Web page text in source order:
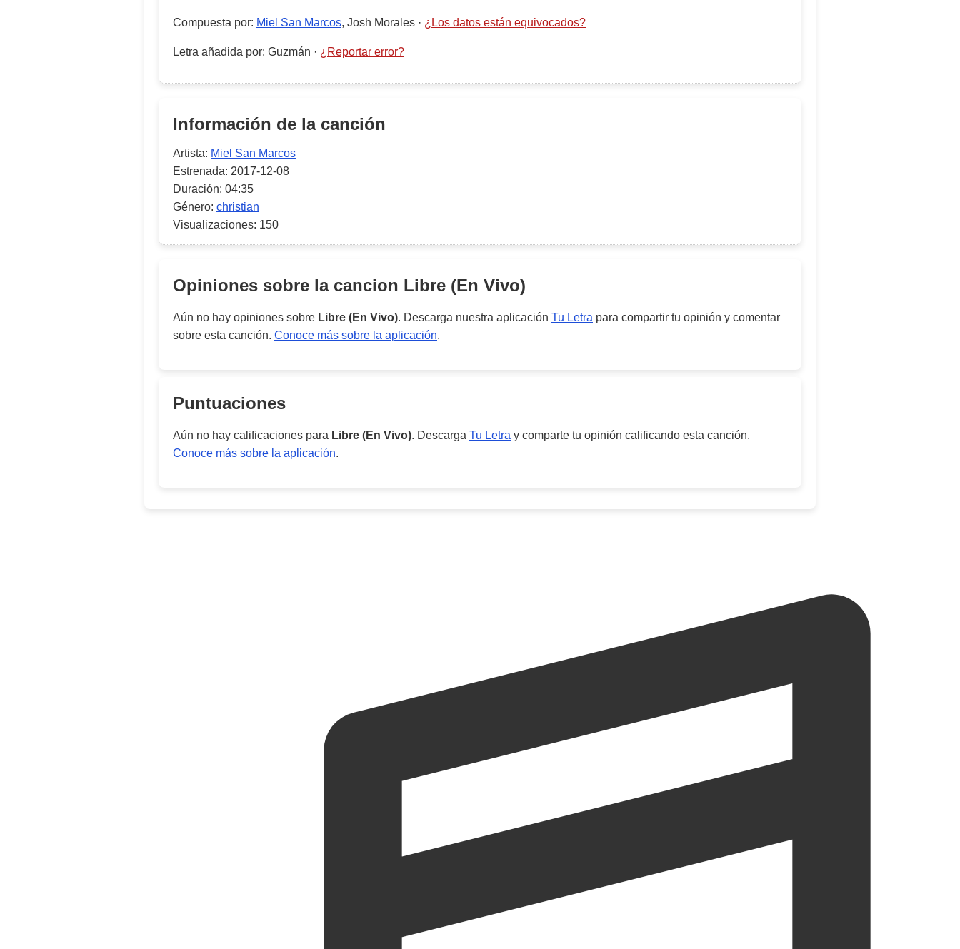
Compuesta por: Miel San Marcos, Josh Morales · ¿Los datos están equivocados?
Letra añadida por: Guzmán · ¿Reportar error?
Información de la canción
Artista: Miel San Marcos
Estrenada: 2017-12-08
Duración: 04:35
Género: christian
Visualizaciones: 150
Opiniones sobre la cancion Libre (En Vivo)
Aún no hay opiniones sobre Libre (En Vivo). Descarga nuestra aplicación Tu Letra para compartir tu opinión y comentar
sobre esta canción. Conoce más sobre la aplicación.
Puntuaciones
Aún no hay calificaciones para Libre (En Vivo). Descarga Tu Letra y comparte tu opinión calificando esta canción.
Conoce más sobre la aplicación.